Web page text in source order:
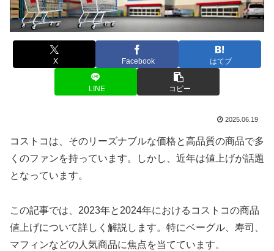
X Facebook はてブ
LINE コピー
2025.06.19
コストコは、そのリーズナブルな価格と高品質の商品で多
くのファンを持っています。しかし、近年は値上げが話題
となっています。
この記事では、2023年と2024年におけるコストコの商品
値上げについて詳しく解説します。特にベーグル、寿司、
マフィンなどの人気商品に焦点を当てています。